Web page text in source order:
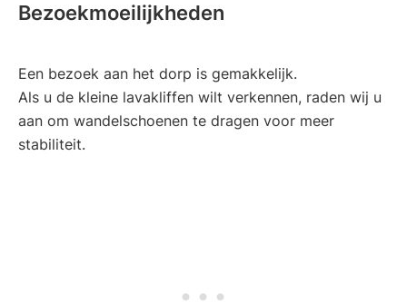
Bezoekmoeilijkheden
Een bezoek aan het dorp is gemakkelijk.
Als u de kleine lavakliffen wilt verkennen, raden wij u
aan om wandelschoenen te dragen voor meer
stabiliteit.